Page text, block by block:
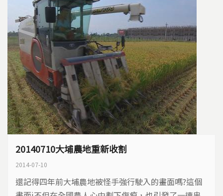
20140710大埔農地重新收割
2014-07-10
還記得四年前大埔農地被怪手強行駛入的畫面嗎?這個